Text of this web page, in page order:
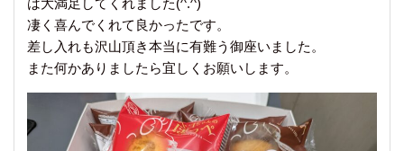
は大満足してくれました(^.^)
凄く喜んでくれて良かったです。
差し入れも沢山頂き本当に有難う御座いました。
また何かありましたら宜しくお願いします。